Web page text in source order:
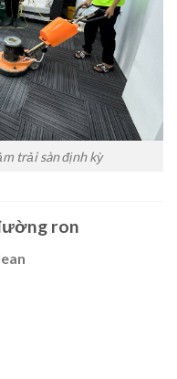
trải sàn định kỳ
ron